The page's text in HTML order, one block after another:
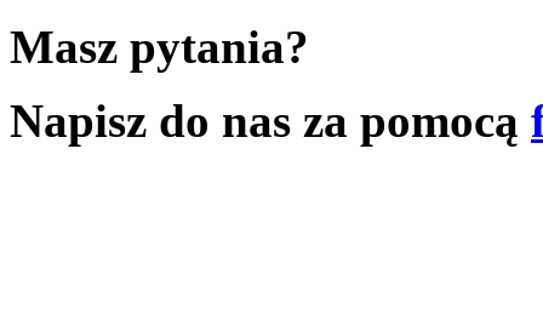
Masz pytania?
Napisz do nas za pomocą